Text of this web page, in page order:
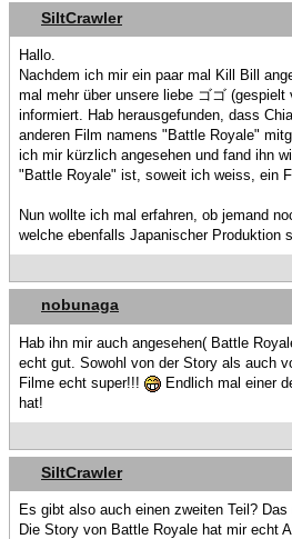
SiltCrawler
Hallo.
Nachdem ich mir ein paar mal Kill Bill
mal mehr über unsere liebe ゴゴ (gespielt
informiert. Hab herausgefunden, dass
anderen Film namens "Battle Royale"
ich mir kürzlich angesehen und fand ihn
"Battle Royale" ist, soweit ich weiss, ein
Nun wollte ich mal erfahren, ob jemand
welche ebenfalls Japanischer Produktion
nobunaga
Hab ihn mir auch angesehen( Battle
echt gut. Sowohl von der Story als auch
Filme echt super!!!
Endlich mal einer
hat!
SiltCrawler
Es gibt also auch einen zweiten Teil?
Die Story von Battle Royale hat mir echt